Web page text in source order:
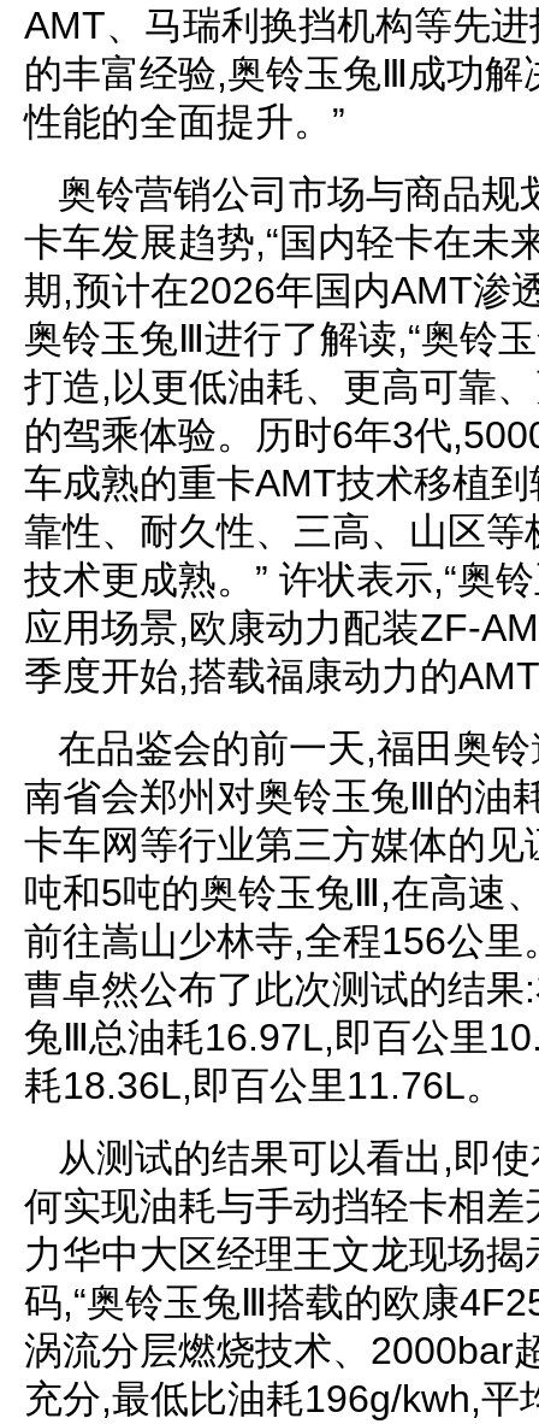
AMT、马瑞利换挡机构等先
的丰富经验,奥铃玉兔Ⅲ成功
性能的全面提升。”
奥铃营销公司市场与商品规
卡车发展趋势,“国内轻卡在未
期,预计在2026年国内AMT渗
奥铃玉兔Ⅲ进行了解读,“奥铃
打造,以更低油耗、更高可靠
的驾乘体验。历时6年3代
车成熟的重卡AMT技术移植
靠性、耐久性、三高、山区
技术更成熟。” 许状表示,“奥
应用场景,欧康动力配装ZF-
季度开始,搭载福康动力的
在品鉴会的前一天,福田奥
南省会郑州对奥铃玉兔Ⅲ的油
卡车网等行业第三方媒体的
吨和5吨的奥铃玉兔Ⅲ,在高速
前往嵩山少林寺,全程156公
曹卓然公布了此次测试的结
兔Ⅲ总油耗16.97L,即百公里
耗18.36L,即百公里11.76L。
从测试的结果可以看出,即
何实现油耗与手动挡轻卡相
力华中大区经理王文龙现场
码,“奥铃玉兔Ⅲ搭载的欧康
涡流分层燃烧技术、2000bar
充分,最低比油耗196g/kwh,